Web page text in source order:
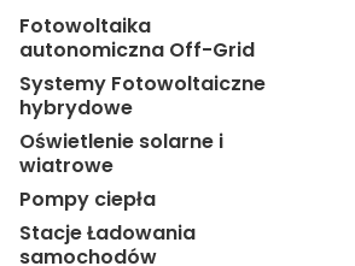
Fotowoltaika
autonomiczna Off-Grid
Systemy Fotowoltaiczne
hybrydowe
Oświetlenie solarne i
wiatrowe
Pompy ciepła
Stacje Ładowania
samochodów